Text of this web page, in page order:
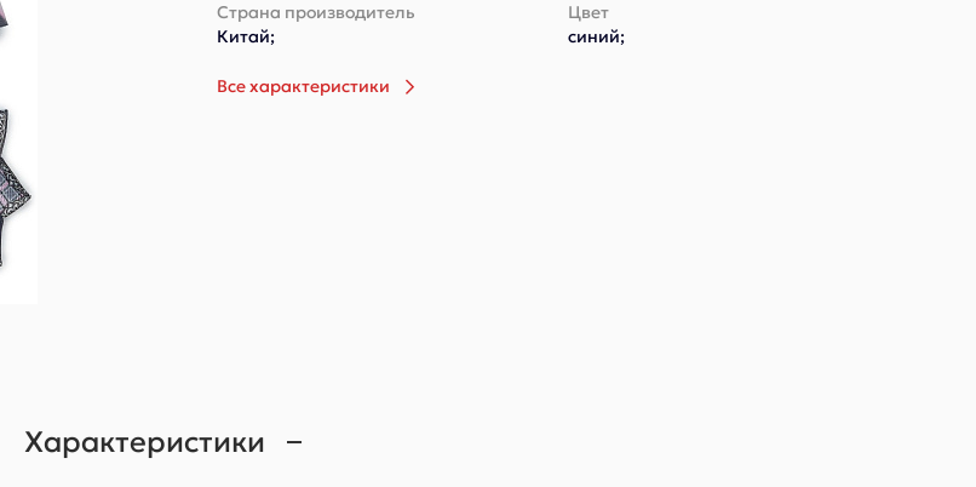
Страна производитель
Китай;
Цвет
синий;
Все характеристики
Характеристики